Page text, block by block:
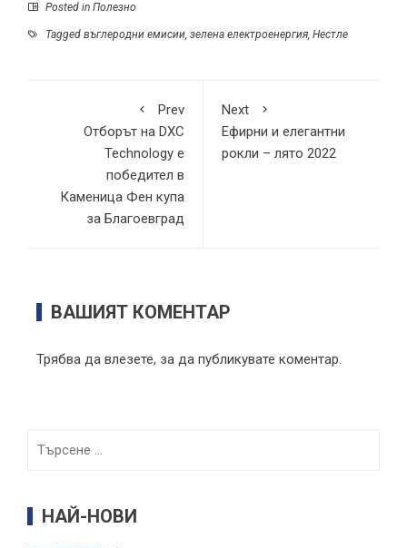
Posted in Полезно
Tagged въглеродни емисии, зелена електроенергия, Нестле
Prev
Отборът на DXC
Technology е
победител в
Каменица Фен купа
за Благоевград
Next
Ефирни и елегантни
рокли – лято 2022
ВАШИЯТ КОМЕНТАР
Трябва да влезете, за да публикувате коментар.
НАЙ-НОВИ